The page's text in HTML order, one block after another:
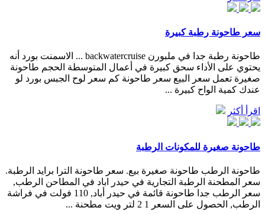
سعر طاحونة رطبة كبيرة
طاحونة رطبة جدا في ملبورن backwatercruise ... الاسمنت بورد أنه
يحتوي على الأداء سحق كبيرة في أعمال المتوسطة الحجم طاحونة
صغيرة تعمل سعر البيع سعر طاحونة كم سعر لوح الجبس بورد لو
عندك كمية الواح كبيرة ...
اقرأ أكثر
طاحونة صغيرة للمكونات الرطبة
طاحونة الرطب طاحونة صغيرة بيع. سعر طاحونة الترا برايد الرطبة.
سعر المطحنة الرطبة التجارية في حيدر اباد في المطاحن الرطب,
سعر الرطب جدا طاحونة قائمة في حيدر أباد, 110 فولت في فراشة
الرطب, الحصول على السعر 1 2 لتر ويت مطحنة ...